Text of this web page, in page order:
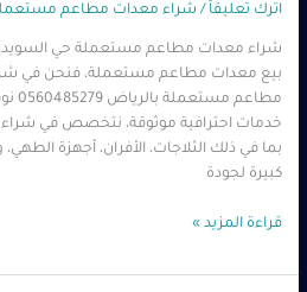
اترك تعليقاً / شراء معدات مطاعم
شراء معدات مطاعم مستعملة حي السويدي
بيع معدات مطاعم مستعملة، فنحن في
خدمات احترافية موثوقة، نتخصص في شراء
بما في ذلك الثلاجات، الأفران، أجهزة
كبيرة لجودة
قراءة المزيد »